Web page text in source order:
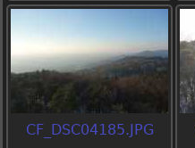
CF_DSC04185.JPG